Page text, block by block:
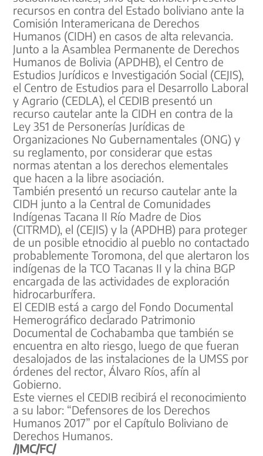
recursos en contra del Estado boliviano ante la
Comisión Interamericana de Derechos
Humanos (CIDH) en casos de alta relevancia.
Junto a la Asamblea Permanente de Derechos
Humanos de Bolivia (APDHB), el Centro de
Estudios Jurídicos e Investigación Social (CEJIS),
el Centro de Estudios para el Desarrollo Laboral
y Agrario (CEDLA), el CEDIB presentó un
recurso cautelar ante la CIDH en contra de la
Ley 351 de Personerías Jurídicas de
Organizaciones No Gubernamentales (ONG) y
su reglamento, por considerar que estas
normas atentan a los derechos elementales
que hacen a la libre asociación.
También presentó un recurso cautelar ante la
CIDH junto a la Central de Comunidades
Indígenas Tacana II Río Madre de Dios
(CITRMD), el (CEJIS) y la (APDHB) para proteger
de un posible etnocidio al pueblo no contactado
probablemente Toromona, del que alertaron los
indígenas de la TCO Tacanas II y la china BGP
encargada de las actividades de exploración
hidrocarburífera.
El CEDIB está a cargo del Fondo Documental
Hemerográfico declarado Patrimonio
Documental de Cochabamba que también se
encuentra en alto riesgo, luego de que fueran
desalojados de las instalaciones de la UMSS por
órdenes del rector, Álvaro Ríos, afín al
Gobierno.
Este viernes el CEDIB recibirá el reconocimiento
a su labor: “Defensores de los Derechos
Humanos 2017” por el Capítulo Boliviano de
Derechos Humanos.
/JMC/FC/